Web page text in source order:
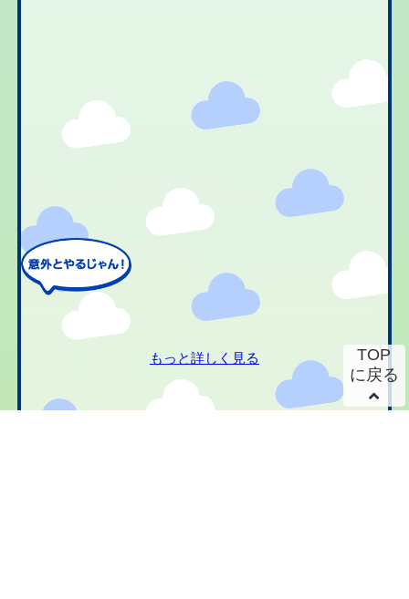
もっと詳しく見る
TOP
に戻る